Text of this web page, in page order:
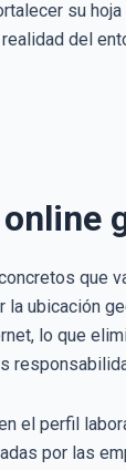
su
del
que
ubicación
lo que
el perfil
por las